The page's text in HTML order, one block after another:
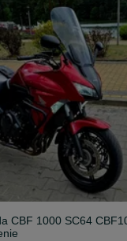
CBF 1000 SC64